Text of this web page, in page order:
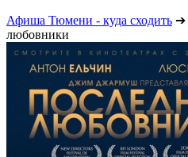
Афиша Тюмени - куда сходить ➔
любовники